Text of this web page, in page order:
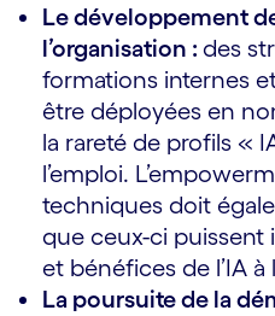
Le développement
l’organisation : des
formations internes
être déployées en
la rareté de profils «
l’emploi.
techniques doit
que ceux-ci puissent
et bénéfices de l’IA
La poursuite de la